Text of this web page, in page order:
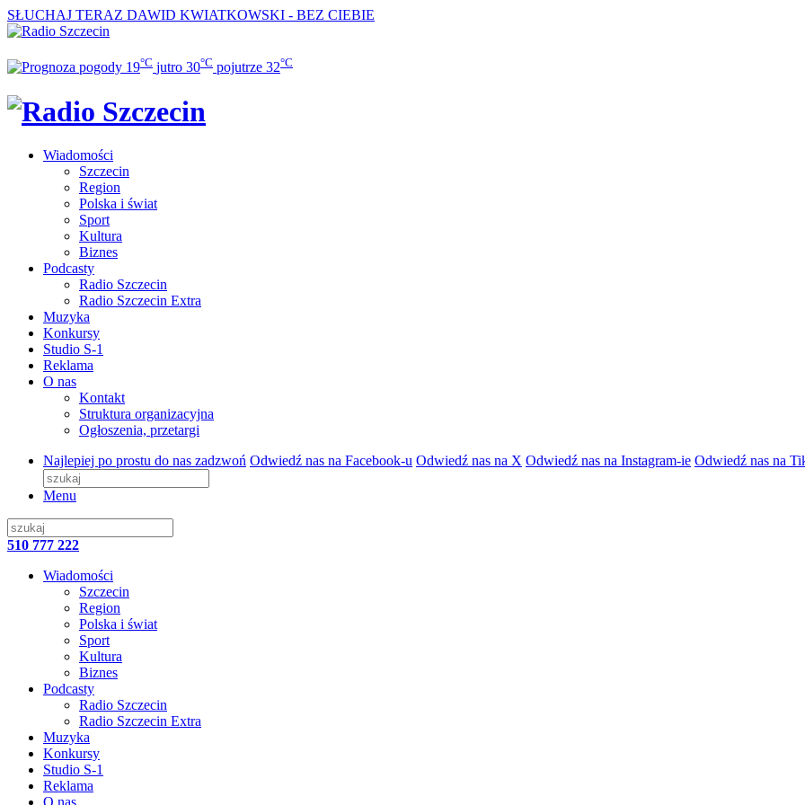
SŁUCHAJ TERAZ DAWID KWIATKOWSKI - BEZ CIEBIE
19°C jutro 30°C pojutrze 32°C
Wiadomości
Szczecin
Region
Polska i świat
Sport
Kultura
Biznes
Podcasty
Radio Szczecin
Radio Szczecin Extra
Muzyka
Konkursy
Studio S-1
Reklama
O nas
Kontakt
Struktura organizacyjna
Ogłoszenia, przetargi
Najlepiej po prostu do nas zadzwoń Odwiedź nas na Facebook-u Odwiedź nas na X Odwiedź nas na Instagram-ie Odwiedź nas na
Menu
510 777 222
Wiadomości
Szczecin
Region
Polska i świat
Sport
Kultura
Biznes
Podcasty
Radio Szczecin
Radio Szczecin Extra
Muzyka
Konkursy
Studio S-1
Reklama